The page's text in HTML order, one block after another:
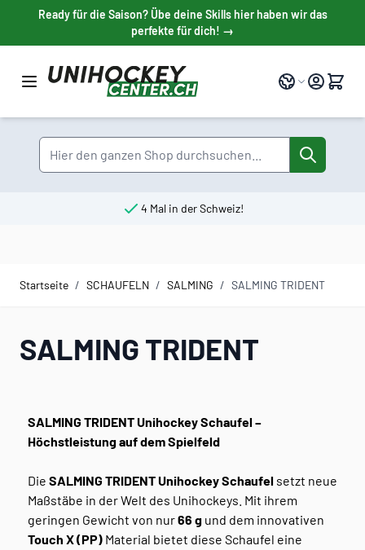
Direkt zum Inhalt
Ready für die Saison? Übe deine Skills hier haben wir das
perfekte für dich! →
Sprache
Suche
4 Mal in der Schweiz!
Startseite / SCHAUFELN / SALMING / SALMING TRIDENT
SALMING TRIDENT
SALMING TRIDENT Unihockey Schaufel –
Höchstleistung auf dem Spielfeld
Die SALMING TRIDENT Unihockey Schaufel setzt neue
Maßstäbe in der Welt des Unihockeys. Mit ihrem
geringen Gewicht von nur66 g und dem innovativen
Touch X (PP) Material bietet diese Schaufel eine